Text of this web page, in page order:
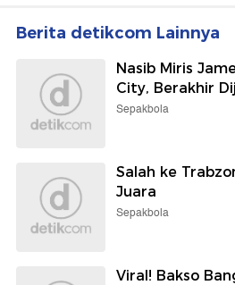
Berita detikcom Lainnya
Nasib Miris
City, Berakhir
Sepakbola
Salah ke
Juara
Sepakbola
Viral! Bakso